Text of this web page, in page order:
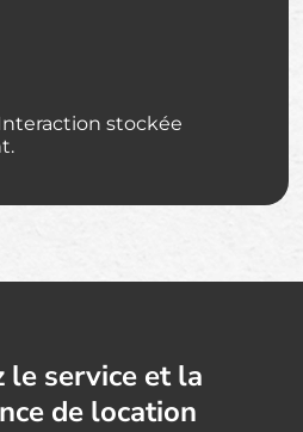
stockée
le service et la
de location